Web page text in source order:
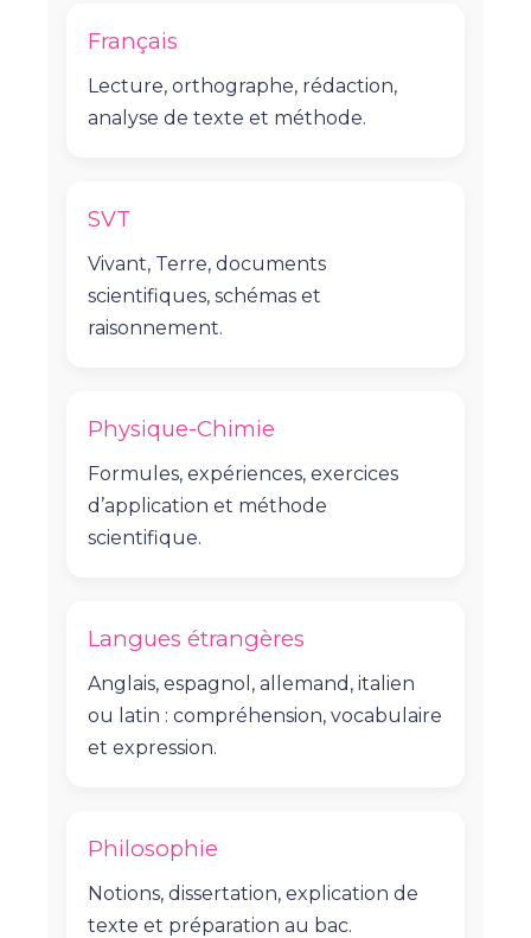
Français
Lecture, orthographe, rédaction,
analyse de texte et méthode.
SVT
Vivant, Terre, documents
scientifiques, schémas et
raisonnement.
Physique-Chimie
Formules, expériences, exercices
d’application et méthode
scientifique.
Langues étrangères
Anglais, espagnol, allemand, italien
ou latin : compréhension, vocabulaire
et expression.
Philosophie
Notions, dissertation, explication de
texte et préparation au bac.